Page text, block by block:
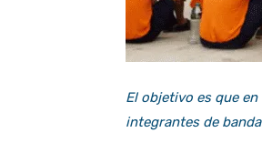
El objetivo es que
integrantes de